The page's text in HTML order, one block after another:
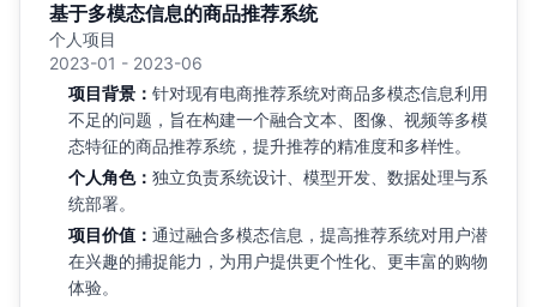
基于多模态信息的商品推荐系统
个人项目
2023-01 - 2023-06
项目背景： 针对现有电商推荐系统对商品多模态信息利用
不足的问题，旨在构建一个融合文本、图像、视频等多模
态特征的商品推荐系统，提升推荐的精准度和多样性。
个人角色： 独立负责系统设计、模型开发、数据处理与系
统部署。
项目价值： 通过融合多模态信息，提高推荐系统对用户潜
在兴趣的捕捉能力，为用户提供更个性化、更丰富的购物
体验。